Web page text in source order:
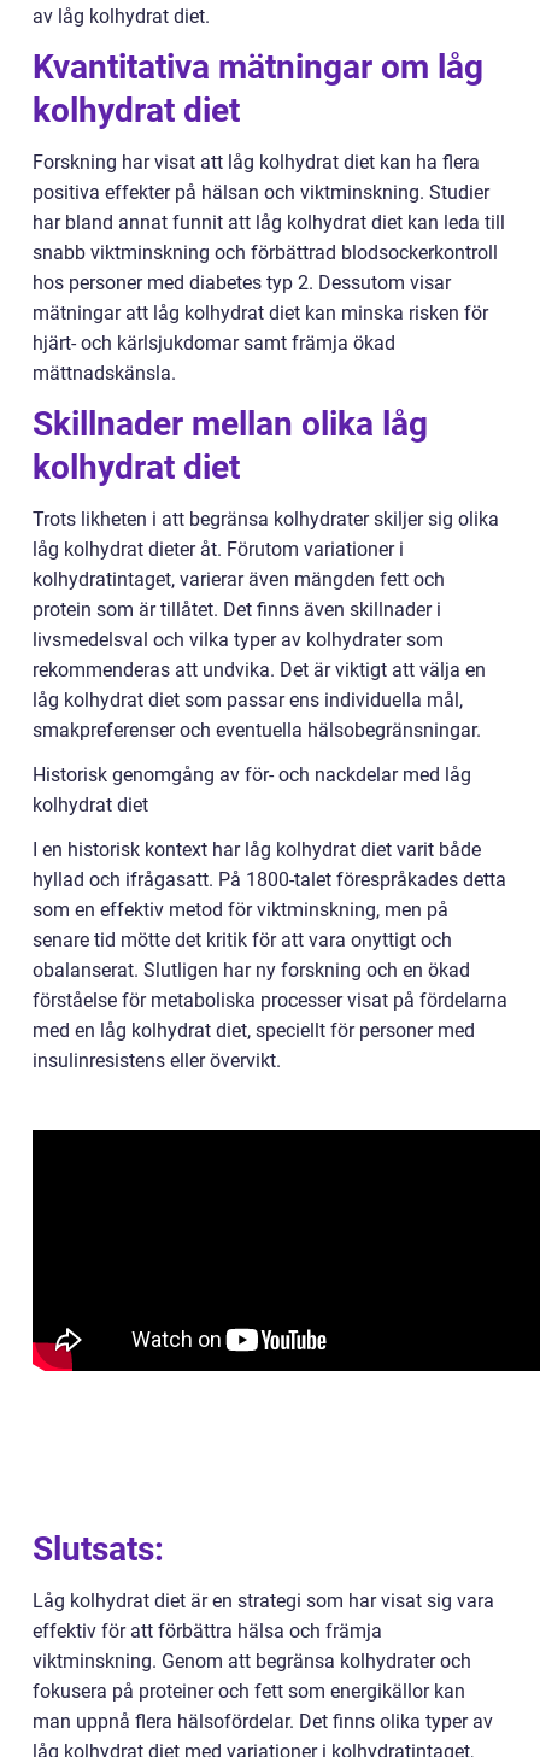
av låg kolhydrat diet.
Kvantitativa mätningar om låg
kolhydrat diet
Forskning har visat att låg kolhydrat diet kan ha flera
positiva effekter på hälsan och viktminskning. Studier
har bland annat funnit att låg kolhydrat diet kan leda till
snabb viktminskning och förbättrad blodsockerkontroll
hos personer med diabetes typ 2. Dessutom visar
mätningar att låg kolhydrat diet kan minska risken för
hjärt- och kärlsjukdomar samt främja ökad
mättnadskänsla.
Skillnader mellan olika låg
kolhydrat diet
Trots likheten i att begränsa kolhydrater skiljer sig olika
låg kolhydrat dieter åt. Förutom variationer i
kolhydratintaget, varierar även mängden fett och
protein som är tillåtet. Det finns även skillnader i
livsmedelsval och vilka typer av kolhydrater som
rekommenderas att undvika. Det är viktigt att välja en
låg kolhydrat diet som passar ens individuella mål,
smakpreferenser och eventuella hälsobegränsningar.
Historisk genomgång av för- och nackdelar med låg
kolhydrat diet
I en historisk kontext har låg kolhydrat diet varit både
hyllad och ifrågasatt. På 1800-talet förespråkades detta
som en effektiv metod för viktminskning, men på
senare tid mötte det kritik för att vara onyttigt och
obalanserat. Slutligen har ny forskning och en ökad
förståelse för metaboliska processer visat på fördelarna
med en låg kolhydrat diet, speciellt för personer med
insulinresistens eller övervikt.
Slutsats:
Låg kolhydrat diet är en strategi som har visat sig vara
effektiv för att förbättra hälsa och främja
viktminskning. Genom att begränsa kolhydrater och
fokusera på proteiner och fett som energikällor kan
man uppnå flera hälsofördelar. Det finns olika typer av
låg kolhydrat diet med variationer i kolhydratintaget,